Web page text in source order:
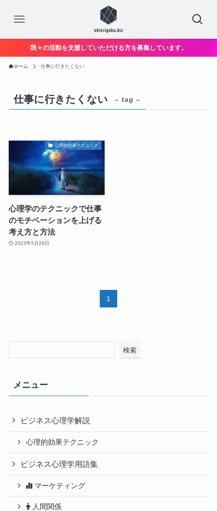
我々の活動を支援していただける方を募集しています。
ホーム 仕事に行きたくない
仕事に行きたくない – tag –
心理的効果テクニック
心理学のテクニックで仕事
のモチベーションを上げる
考え方と方法
2023年5月28日
1
検索
メニュー
ビジネス心理学解説
心理的効果テクニック
ビジネス心理学用語集
マーケティング
人間関係